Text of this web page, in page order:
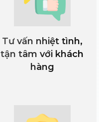
Tư vấn nhiệt tình,
tận tâm với khách
hàng